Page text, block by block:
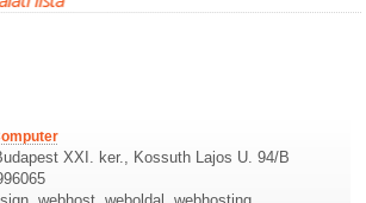
XXI. ker., Kossuth Lajos U. 94/B